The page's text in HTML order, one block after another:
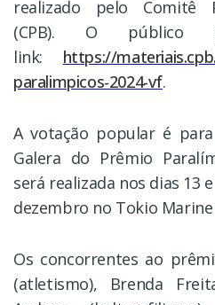
realizado pelo Comitê
(CPB). O público
link: https://
paralimpicos-2024-vf.
A votação popular é
Galera do Prêmio
será realizada nos dias 13
dezembro no Tokio Marine
Os concorrentes ao
(atletismo), Brenda